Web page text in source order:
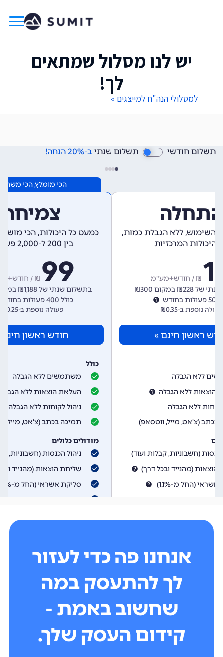
יש לנו מסלול שמתאים
לך!
למסלולי הנה"ח למייצגים »
אנחנו פה כדי לעזור
לך להתעסק במה
שחשוב באמת -
קידום העסק שלך.